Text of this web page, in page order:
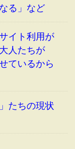
る」など
イト利用が
人たちが
ているから
たちの現状